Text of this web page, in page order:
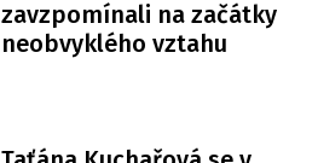
zavzpomínali na začátky
neobvyklého vztahu